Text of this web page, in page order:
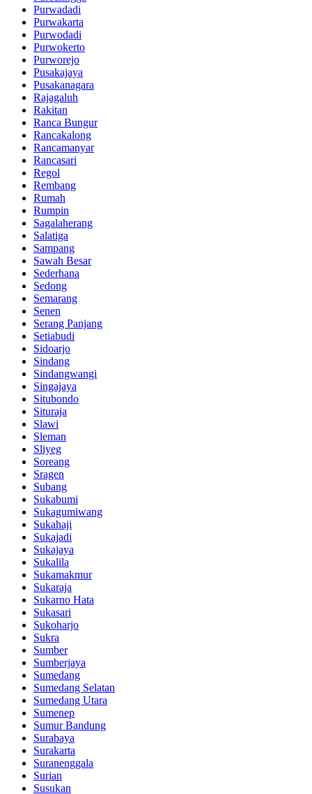
Purwadadi
Purwakarta
Purwodadi
Purwokerto
Purworejo
Pusakajaya
Pusakanagara
Rajagaluh
Rakitan
Ranca Bungur
Rancakalong
Rancamanyar
Rancasari
Regol
Rembang
Rumah
Rumpin
Sagalaherang
Salatiga
Sampang
Sawah Besar
Sederhana
Sedong
Semarang
Senen
Serang Panjang
Setiabudi
Sidoarjo
Sindang
Sindangwangi
Singajaya
Situbondo
Situraja
Slawi
Sleman
Sliyeg
Soreang
Sragen
Subang
Sukabumi
Sukagumiwang
Sukahaji
Sukajadi
Sukajaya
Sukalila
Sukamakmur
Sukaraja
Sukarno Hata
Sukasari
Sukoharjo
Sukra
Sumber
Sumberjaya
Sumedang
Sumedang Selatan
Sumedang Utara
Sumenep
Sumur Bandung
Surabaya
Surakarta
Suranenggala
Surian
Susukan